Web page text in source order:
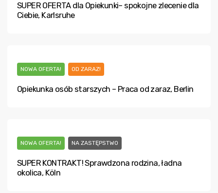
SUPER OFERTA dla Opiekunki– spokojne zlecenie dla
Ciebie, Karlsruhe
NOWA OFERTA! OD ZARAZ!
Opiekunka osób starszych – Praca od zaraz, Berlin
NOWA OFERTA! NA ZASTĘPSTWO
SUPER KONTRAKT! Sprawdzona rodzina, ładna
okolica, Köln